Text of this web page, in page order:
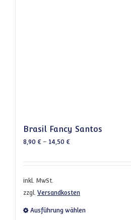
Brasil Fancy Santos
8,90 €– 14,50 €
inkl. MwSt.
zzgl. Versandkosten
Ausführung wählen Dieses